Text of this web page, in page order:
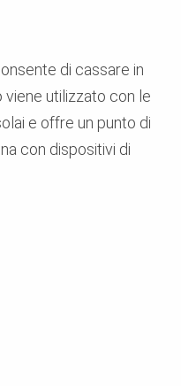
di cassare in
utilizzato con le
e offre un punto di
con dispositivi di